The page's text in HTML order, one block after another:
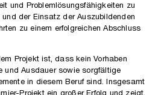
und Problemlösungsfähigkeiten zu
der Einsatz der Auszubildenden
zu einem erfolgreichen Abschluss
Projekt ist, dass kein Vorhaben
und Ausdauer sowie sorgfältige
in diesem Beruf sind. Insgesamt